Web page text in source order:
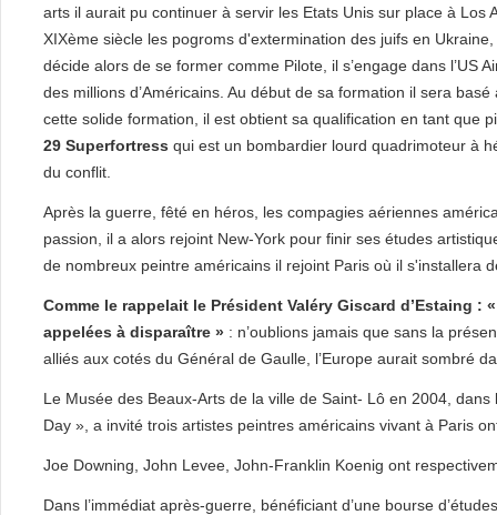
arts il aurait pu continuer à servir les Etats Unis sur place à
XIXème siècle les pogroms d'extermination des juifs en
décide alors de se former comme Pilote, il s’engage dans l’US
des millions d’Américains. Au début de sa formation il sera
cette solide formation, il est obtient sa qualification en tant que
29 Superfortress qui est un bombardier lourd quadrimoteur à
du conflit.
Après la guerre, fêté en héros, les compagies aériennes
passion, il a alors rejoint New-York pour finir ses études
de nombreux peintre américains il rejoint Paris où il s'installera
Comme le rappelait le Président Valéry Giscard d’Estaing
appelées à disparaître » : n’oublions jamais que sans la
alliés aux cotés du Général de Gaulle, l’Europe aurait sombré
Le Musée des Beaux-Arts de la ville de Saint- Lô en 2004,
Day », a invité trois artistes peintres américains vivant à Paris
Joe Downing, John Levee, John-Franklin Koenig ont
Dans l’immédiat après-guerre, bénéficiant d’une bourse